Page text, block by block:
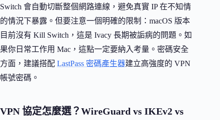
Switch 會自動切斷整個網路連線，避免真實 IP 在不知情
的情況下暴露。但要注意一個明確的限制：macOS 版本
目前沒有 Kill Switch，這是 Ivacy 長期被詬病的問題。如
果你日常工作用 Mac，這點一定要納入考量。密碼安全
方面，建議搭配 LastPass 密碼產生器建立高強度的 VPN
帳號密碼。
VPN 協定怎麼選？WireGuard vs IKEv2 vs